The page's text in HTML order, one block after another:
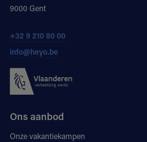
9000 Gent
+32 9 210 80 00
info@heyo.be
Ons aanbod
Onze vakantiekampen